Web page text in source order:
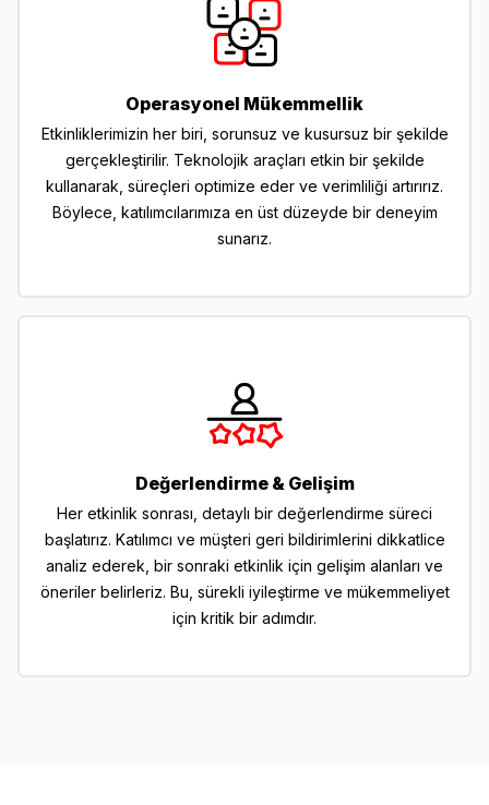
Operasyonel Mükemmellik
Etkinliklerimizin her biri, sorunsuz ve kusursuz bir şekilde
gerçekleştirilir. Teknolojik araçları etkin bir şekilde
kullanarak, süreçleri optimize eder ve verimliliği artırırız.
Böylece, katılımcılarımıza en üst düzeyde bir deneyim
sunarız.
Değerlendirme & Gelişim
Her etkinlik sonrası, detaylı bir değerlendirme süreci
başlatırız. Katılımcı ve müşteri geri bildirimlerini dikkatlice
analiz ederek, bir sonraki etkinlik için gelişim alanları ve
öneriler belirleriz. Bu, sürekli iyileştirme ve mükemmeliyet
için kritik bir adımdır.